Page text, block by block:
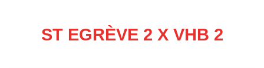
ST EGRÈVE 2 X VHB 2